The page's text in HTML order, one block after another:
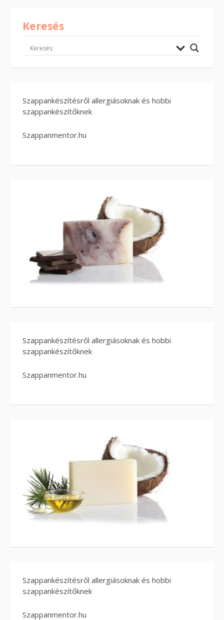
Keresés
Szappankészítésről allergiásoknak és hobbi
szappankészítőknek
Szappanmentor.hu
Szappankészítésről allergiásoknak és hobbi
szappankészítőknek
Szappanmentor.hu
Szappankészítésről allergiásoknak és hobbi
szappankészítőknek
Szappanmentor.hu